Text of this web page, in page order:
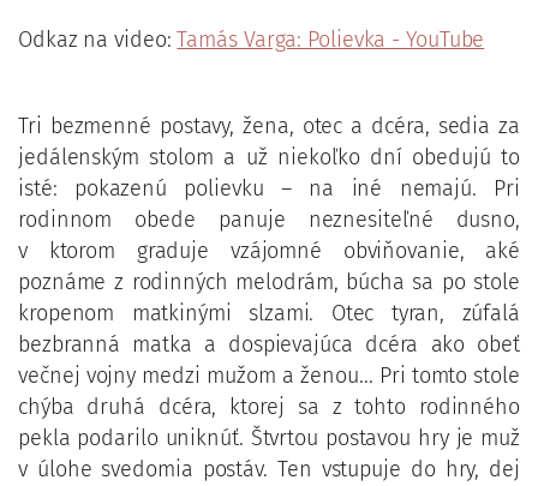
Odkaz na video:Tamás Varga: Polievka - YouTube
Tri bezmenné postavy, žena, otec a dcéra, sedia za
jedálenským stolom a už niekoľko dní obedujú to
isté: pokazenú polievku – na iné nemajú. Pri
rodinnom obede panuje neznesiteľné dusno,
v ktorom graduje vzájomné obviňovanie, aké
poznáme z rodinných melodrám, búcha sa po stole
kropenom matkinými slzami. Otec tyran, zúfalá
bezbranná matka a dospievajúca dcéra ako obeť
večnej vojny medzi mužom a ženou... Pri tomto stole
chýba druhá dcéra, ktorej sa z tohto rodinného
pekla podarilo uniknúť. Štvrtou postavou hry je muž
v úlohe svedomia postáv. Ten vstupuje do hry, dej